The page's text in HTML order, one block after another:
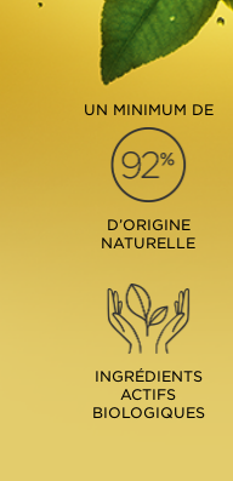
UN MINIMUM DE
D’ORIGINE
NATURELLE
INGRÉDIENTS
ACTIFS
BIOLOGIQUES